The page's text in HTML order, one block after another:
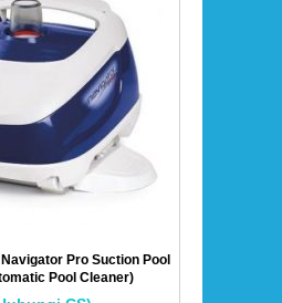
Pro Suction Pool
Pool Cleaner)